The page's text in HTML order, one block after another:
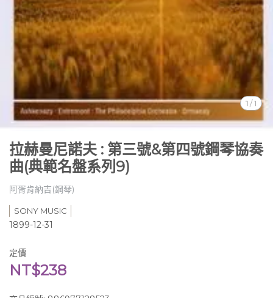
1 /1
拉赫曼尼諾夫 : 第三號&第四號鋼琴協奏
曲(典範名盤系列9)
阿胥肯納吉(鋼琴)
SONY MUSIC
1899-12-31
定價
NT$238